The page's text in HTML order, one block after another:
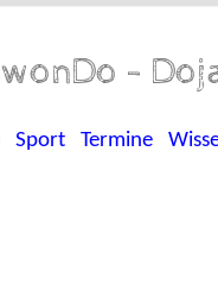
-
Sport Termine